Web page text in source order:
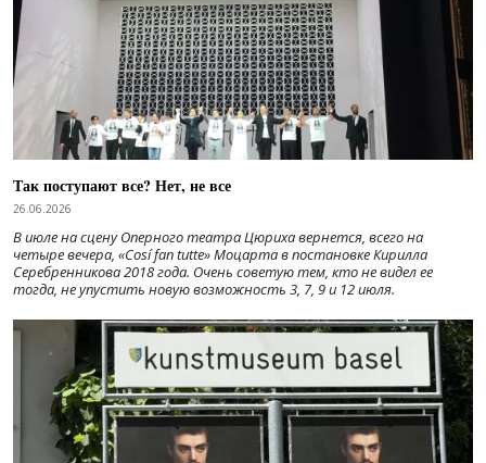
Так поступают все? Нет, не все
26.06.2026
В июле на сцену Оперного театра Цюриха вернется, всего на
четыре вечера, «Cosí fan tutte» Моцарта в постановке Кирилла
Серебренникова 2018 года. Очень советую тем, кто не видел ее
тогда, не упустить новую возможность 3, 7, 9 и 12 июля.